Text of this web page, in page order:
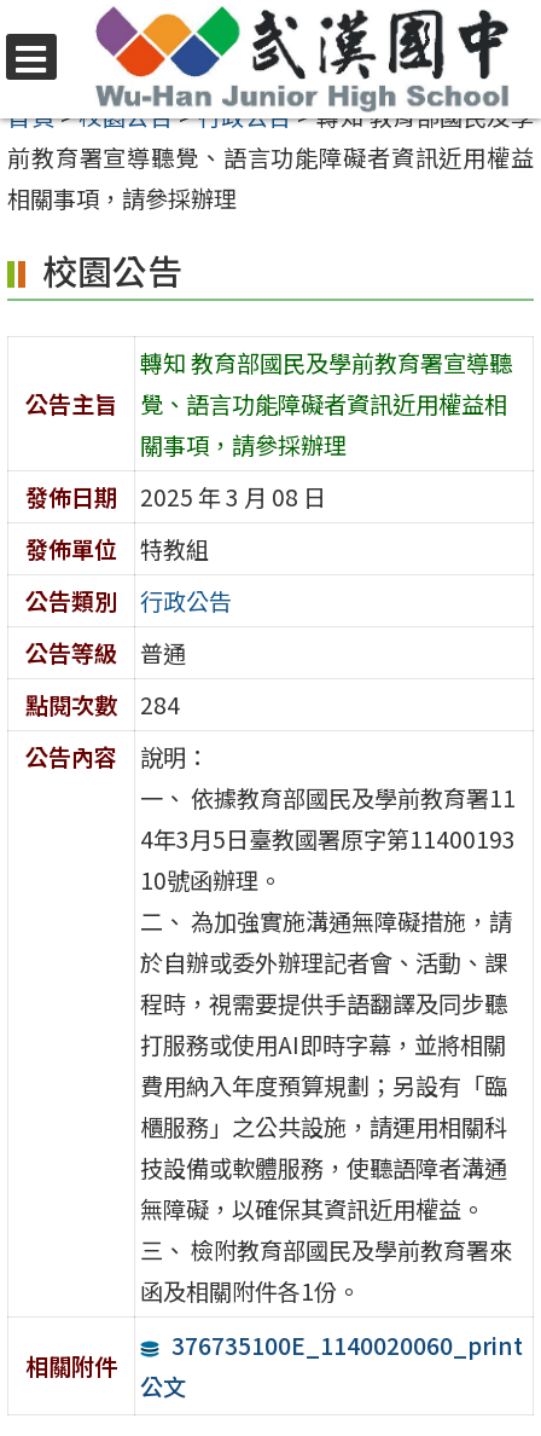
至
要
內
區
選
單
首頁>校園公告>行政公告>轉知 教育部國民及學
前教育署宣導聽覺、語言功能障礙者資訊近用權益
相關事項，請參採辦理
校園公告
公告主旨
轉知 教育部國民及學前教育署宣導聽
覺、語言功能障礙者資訊近用權益相
關事項，請參採辦理
發佈日期
2025 年 3 月 08 日
發佈單位
特教組
公告類別
行政公告
公告等級
普通
點閱次數
284
公告內容
說明：
一、 依據教育部國民及學前教育署11
4年3月5日臺教國署原字第11400193
10號函辦理。
二、 為加強實施溝通無障礙措施，請
於自辦或委外辦理記者會、活動、課
程時，視需要提供手語翻譯及同步聽
打服務或使用AI即時字幕，並將相關
費用納入年度預算規劃；另設有「臨
櫃服務」之公共設施，請運用相關科
技設備或軟體服務，使聽語障者溝通
無障礙，以確保其資訊近用權益。
三、 檢附教育部國民及學前教育署來
函及相關附件各1份。
相關附件
376735100E_1140020060_print
公文